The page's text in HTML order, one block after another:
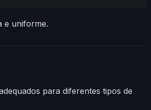
e uniforme.
para diferentes tipos de